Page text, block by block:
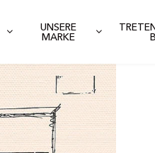
UNSERE
MARKE